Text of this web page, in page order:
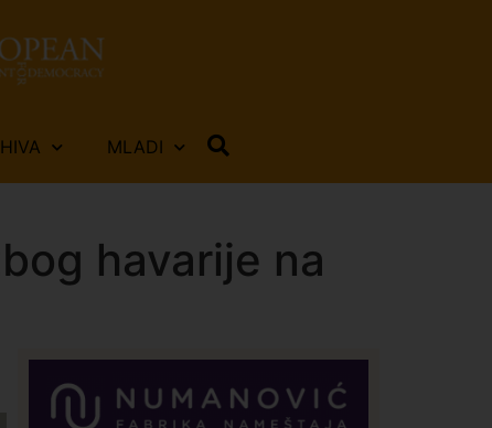
MLADI
havarije na